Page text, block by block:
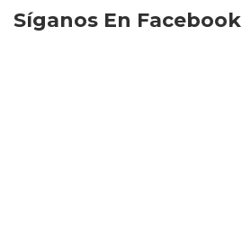
Síganos En Facebook